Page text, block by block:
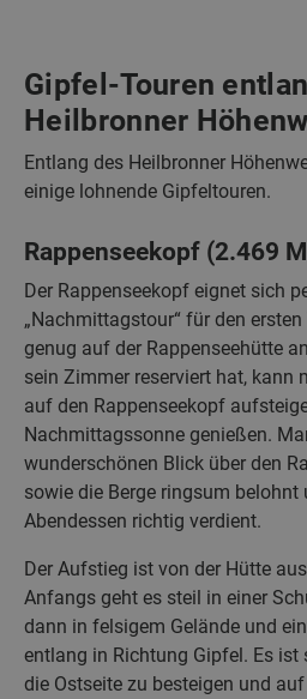
Gipfel-Touren
Heilbronner
Entlang des Heilbronner
einige lohnende Gipfeltouren.
Rappenseekopf (2.469
Der Rappenseekopf eignet sich
„Nachmittagstour“ für den
genug auf der Rappenseehütte
sein Zimmer reserviert hat, kann
auf den Rappenseekopf
Nachmittagssonne genießen.
wunderschönen Blick über den
sowie die Berge ringsum
Abendessen richtig verdient.
Der Aufstieg ist von der Hütte
Anfangs geht es steil in einer
dann in felsigem Gelände und
entlang in Richtung Gipfel. Es ist
die Ostseite zu besteigen und